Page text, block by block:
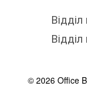
© 2026 Office